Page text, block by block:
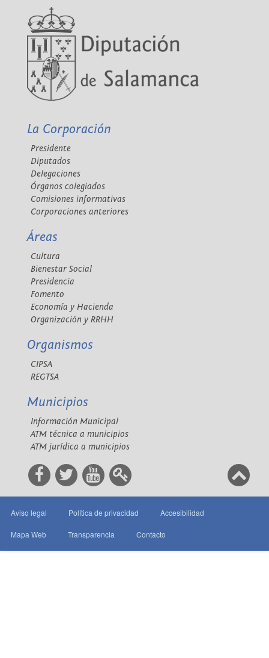
La Corporación
Presidente
Diputados
Delegaciones
Órganos colegiados
Comisiones informativas
Corporaciones anteriores
Áreas
Cultura
Bienestar Social
Presidencia
Fomento
Economía y Hacienda
Organización y RRHH
Organismos
CIPSA
REGTSA
Municipios
Información Municipal
ATM técnica a municipios
ATM jurídica a municipios
Aviso legal Política de privacidad Accesibilidad
Mapa Web Transparencia Contacto